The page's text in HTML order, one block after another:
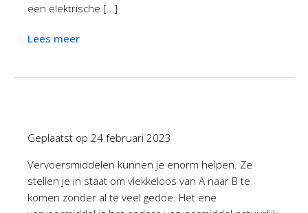
een elektrische […]
Lees meer
Geplaatst op 24 februari 2023
Vervoersmiddelen kunnen je enorm helpen. Ze
stellen je in staat om vlekkeloos van A naar B te
komen zonder al te veel gedoe. Het ene